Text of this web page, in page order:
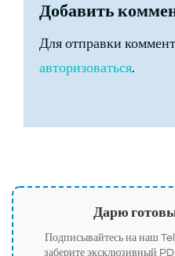
Добавить
Для отправки
авторизоваться.
Дарю
Подписывайтесь на наш
заберите эксклюзивный